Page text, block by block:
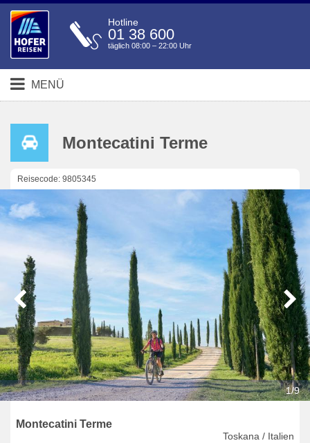
Hotline
01 38 600
täglich 08:00 – 22:00 Uhr
MENÜ
Montecatini Terme
Reisecode: 9805345
1/9
Montecatini Terme
Toskana / Italien